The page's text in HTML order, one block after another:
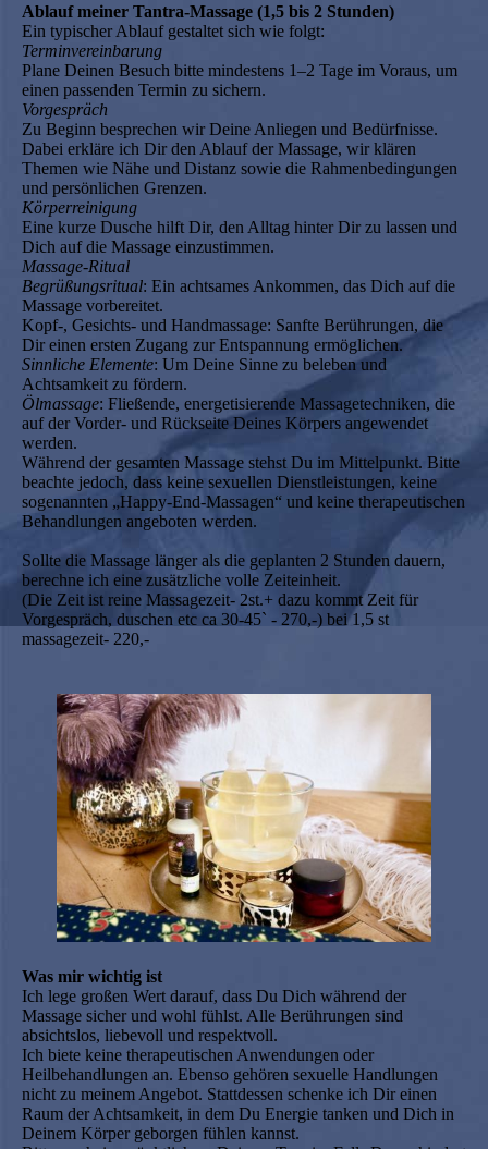
Ablauf meiner Tantra-Massage (1,5 bis 2 Stunden)
Ein typischer Ablauf gestaltet sich wie folgt:
Terminvereinbarung
Plane Deinen Besuch bitte mindestens 1–2 Tage im Voraus, um
einen passenden Termin zu sichern.
Vorgespräch
Zu Beginn besprechen wir Deine Anliegen und Bedürfnisse.
Dabei erkläre ich Dir den Ablauf der Massage, wir klären
Themen wie Nähe und Distanz sowie die Rahmenbedingungen
und persönlichen Grenzen.
Körperreinigung
Eine kurze Dusche hilft Dir, den Alltag hinter Dir zu lassen und
Dich auf die Massage einzustimmen.
Massage-Ritual
Begrüßungsritual: Ein achtsames Ankommen, das Dich auf die
Massage vorbereitet.
Kopf-, Gesichts- und Handmassage: Sanfte Berührungen, die
Dir einen ersten Zugang zur Entspannung ermöglichen.
Sinnliche Elemente: Um Deine Sinne zu beleben und
Achtsamkeit zu fördern.
Ölmassage: Fließende, energetisierende Massagetechniken, die
auf der Vorder- und Rückseite Deines Körpers angewendet
werden.
Während der gesamten Massage stehst Du im Mittelpunkt. Bitte
beachte jedoch, dass keine sexuellen Dienstleistungen, keine
sogenannten „Happy-End-Massagen“ und keine therapeutischen
Behandlungen angeboten werden.
Sollte die Massage länger als die geplanten 2 Stunden dauern,
berechne ich eine zusätzliche volle Zeiteinheit.
(Die Zeit ist reine Massagezeit- 2st.+ dazu kommt Zeit für
Vorgespräch, duschen etc ca 30-45` - 270,-) bei 1,5 st
massagezeit- 220,-
Was mir wichtig ist
Ich lege großen Wert darauf, dass Du Dich während der
Massage sicher und wohl fühlst. Alle Berührungen sind
absichtslos, liebevoll und respektvoll.
Ich biete keine therapeutischen Anwendungen oder
Heilbehandlungen an. Ebenso gehören sexuelle Handlungen
nicht zu meinem Angebot. Stattdessen schenke ich Dir einen
Raum der Achtsamkeit, in dem Du Energie tanken und Dich in
Deinem Körper geborgen fühlen kannst.